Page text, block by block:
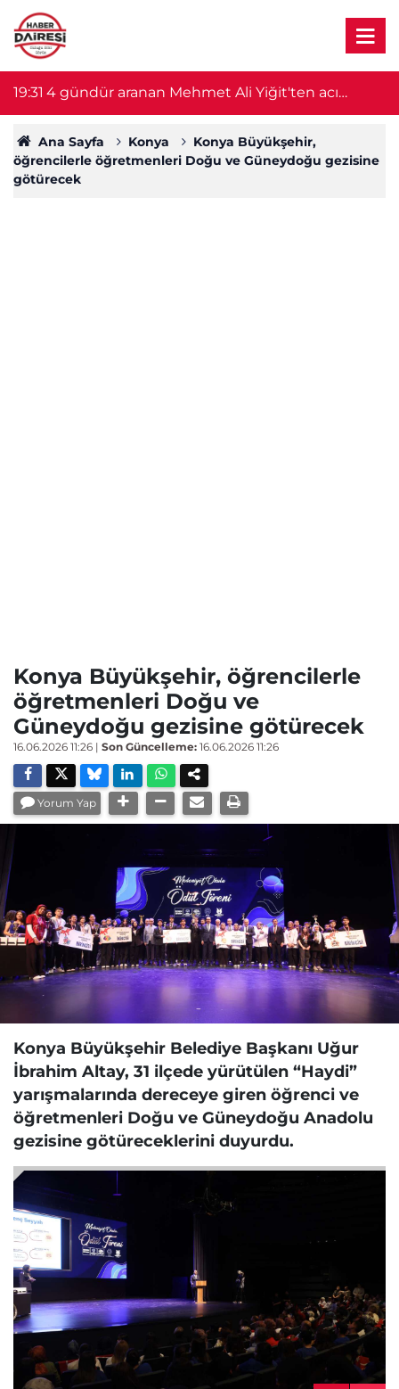
18:5478 yaşındaki kadın ambulans helikopterle
Konya'ya sevk edildi
Ana Sayfa Konya
Konya Büyükşehir,
öğrencilerle öğretmenleri Doğu ve Güneydoğu gezisine
götürecek
Konya Büyükşehir, öğrencilerle
öğretmenleri Doğu ve
Güneydoğu gezisine götürecek
16.06.2026 11:26 | Son Güncelleme: 16.06.2026 11:26
Yorum Yap
Konya Büyükşehir Belediye Başkanı Uğur
İbrahim Altay, 31 ilçede yürütülen “Haydi”
yarışmalarında dereceye giren öğrenci ve
öğretmenleri Doğu ve Güneydoğu Anadolu
gezisine götüreceklerini duyurdu.